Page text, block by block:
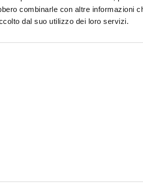
combinarle con altre informazioni
dal suo utilizzo dei loro servizi.